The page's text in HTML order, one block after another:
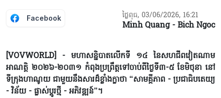
Facebook ថ្ងៃពុធ, 03/06/2026, 16:21
Minh Quang - Bich Ngoc
[VOVWORLD] - មហាសន្និបាតលើកទី ១៤ នៃសហជីពវៀតណាម
អាណត្តិ ២០២៦-២០៣១ កំពុងប្រព្រឹត្តទៅចាប់ពីថ្ងៃទី៣-៥ ខែមិថុនា នៅ
ទីក្រុងហាណូយ ជាមួយនឹងសារដ៏ខ្លាំងក្លាថា “សាមគ្គីភាព - ប្រជាធិបតេយ្យ
- វិន័យ - ផ្លាស់ប្ដូរថ្មី - អភិវឌ្ឍន៍”។